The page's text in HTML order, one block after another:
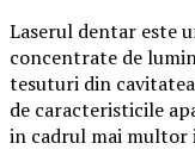
Laserul dentar este
concentrate de
tesuturi din
de caracteristicile
in cadrul mai